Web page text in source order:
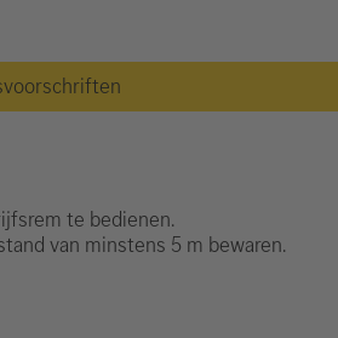
te bedienen.
van minstens 5 m bewaren.